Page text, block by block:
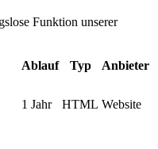
Funktion unserer
Ablauf Typ Anbieter
1 Jahr HTML Website